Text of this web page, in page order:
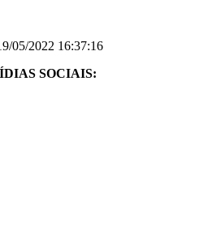
05/2022 16:37:16
SOCIAIS: